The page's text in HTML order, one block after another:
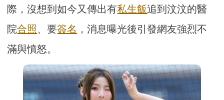
際，沒想到如今又傳出有私生飯追到汶汶的醫
院合照、要簽名 ，消息曝光後引發網友強烈不
滿與憤怒。